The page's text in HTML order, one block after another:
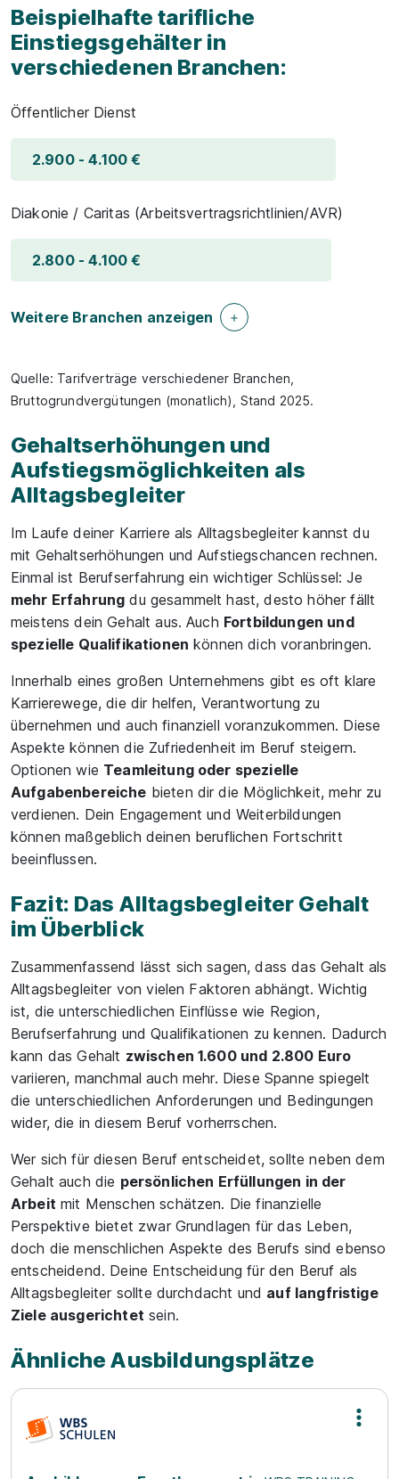
Beispielhafte tarifliche
Einstiegsgehälter in
verschiedenen Branchen:
Öffentlicher Dienst
2.900 - 4.100 €
Diakonie / Caritas (Arbeitsvertragsrichtlinien/AVR)
2.800 - 4.100 €
Weitere Branchen anzeigen
Quelle: Tarifverträge verschiedener Branchen,
Bruttogrundvergütungen (monatlich), Stand 2025.
Gehaltserhöhungen und
Aufstiegsmöglichkeiten als
Alltagsbegleiter
Im Laufe deiner Karriere als Alltagsbegleiter kannst du
mit Gehaltserhöhungen und Aufstiegschancen rechnen.
Einmal ist Berufserfahrung ein wichtiger Schlüssel: Je
mehr Erfahrung du gesammelt hast, desto höher fällt
meistens dein Gehalt aus. Auch Fortbildungen und
spezielle Qualifikationen können dich voranbringen.
Innerhalb eines großen Unternehmens gibt es oft klare
Karrierewege, die dir helfen, Verantwortung zu
übernehmen und auch finanziell voranzukommen. Diese
Aspekte können die Zufriedenheit im Beruf steigern.
Optionen wie Teamleitung oder spezielle
Aufgabenbereiche bieten dir die Möglichkeit, mehr zu
verdienen. Dein Engagement und Weiterbildungen
können maßgeblich deinen beruflichen Fortschritt
beeinflussen.
Fazit: Das Alltagsbegleiter Gehalt
im Überblick
Zusammenfassend lässt sich sagen, dass das Gehalt als
Alltagsbegleiter von vielen Faktoren abhängt. Wichtig
ist, die unterschiedlichen Einflüsse wie Region,
Berufserfahrung und Qualifikationen zu kennen. Dadurch
kann das Gehalt zwischen 1.600 und 2.800 Euro
variieren, manchmal auch mehr. Diese Spanne spiegelt
die unterschiedlichen Anforderungen und Bedingungen
wider, die in diesem Beruf vorherrschen.
Wer sich für diesen Beruf entscheidet, sollte neben dem
Gehalt auch die persönlichen Erfüllungen in der
Arbeit mit Menschen schätzen. Die finanzielle
Perspektive bietet zwar Grundlagen für das Leben,
doch die menschlichen Aspekte des Berufs sind ebenso
entscheidend. Deine Entscheidung für den Beruf als
Alltagsbegleiter sollte durchdacht und auf langfristige
Ziele ausgerichtet sein.
Ähnliche Ausbildungsplätze